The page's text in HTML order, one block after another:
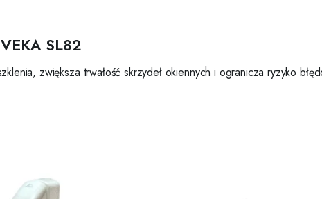
SL82
zwiększa trwałość skrzydeł okiennych i ogranicza ryzyko